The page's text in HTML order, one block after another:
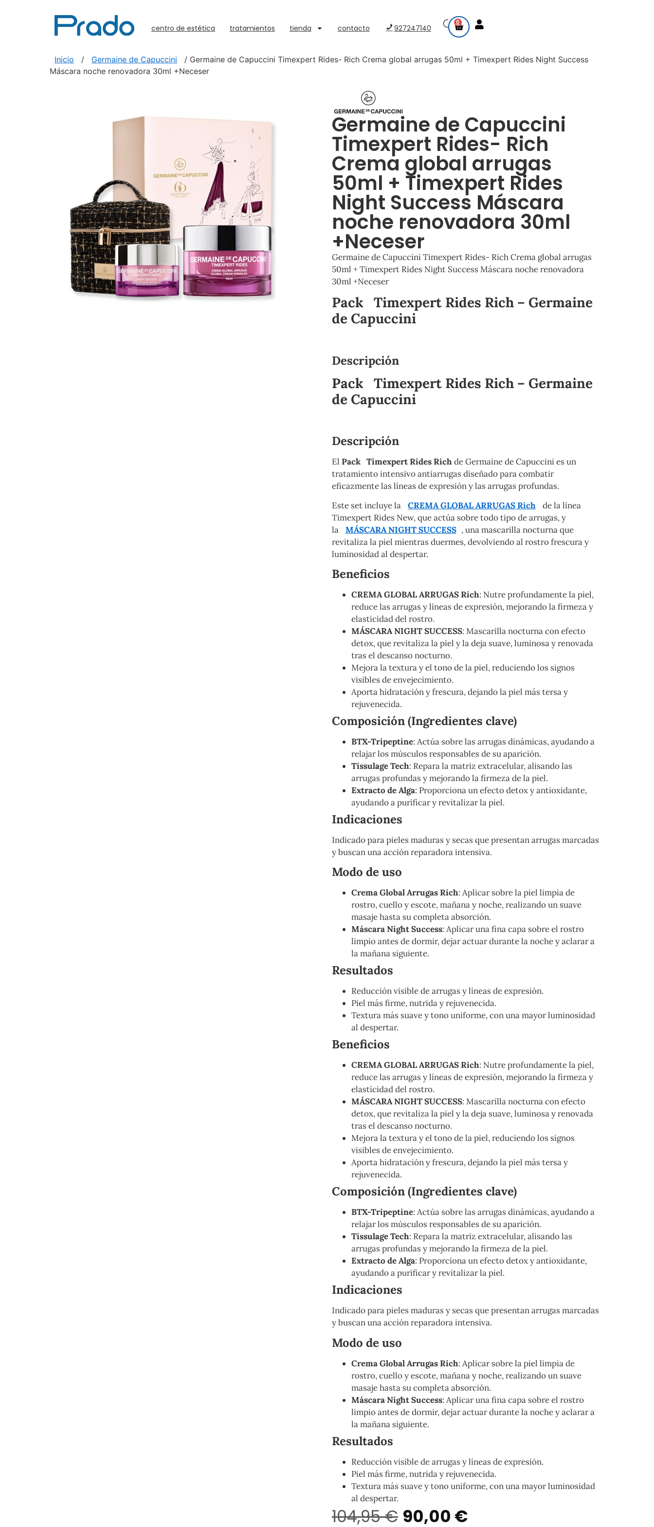
centro de estética tratamientos tienda contacto 927247140
0
Inicio / Germaine de Capuccini
/ Germaine de Capuccini Timexpert Rides- Rich Crema global arrugas 50ml + Timexpert Rides Night Success
Máscara noche renovadora 30ml +Neceser
Germaine de Capuccini
Timexpert Rides- Rich
Crema global arrugas
50ml + Timexpert Rides
Night Success Máscara
noche renovadora 30ml
+Neceser
Germaine de Capuccini Timexpert Rides- Rich Crema global arrugas
50ml + Timexpert Rides Night Success Máscara noche renovadora
30ml +Neceser
Pack Timexpert Rides Rich – Germaine
de Capuccini
Descripción
Pack Timexpert Rides Rich – Germaine
de Capuccini
Descripción
El Pack Timexpert Rides Richde Germaine de Capuccini es un
tratamiento intensivo antiarrugas diseñado para combatir
eficazmente las líneas de expresión y las arrugas profundas.
Este set incluye la
CREMA GLOBAL ARRUGAS Rich
de la línea
Timexpert Rides New, que actúa sobre todo tipo de arrugas, y
la
MÁSCARA NIGHT SUCCESS , una mascarilla nocturna que
revitaliza la piel mientras duermes, devolviendo al rostro frescura y
luminosidad al despertar.
Beneficios
CREMA GLOBAL ARRUGAS Rich: Nutre profundamente la piel,
reduce las arrugas y líneas de expresión, mejorando la firmeza y
elasticidad del rostro.
MÁSCARA NIGHT SUCCESS: Mascarilla nocturna con efecto
detox, que revitaliza la piel y la deja suave, luminosa y renovada
tras el descanso nocturno.
Mejora la textura y el tono de la piel, reduciendo los signos
visibles de envejecimiento.
Aporta hidratación y frescura, dejando la piel más tersa y
rejuvenecida.
Composición (Ingredientes clave)
BTX-Tripeptine: Actúa sobre las arrugas dinámicas, ayudando a
relajar los músculos responsables de su aparición.
Tissulage Tech: Repara la matriz extracelular, alisando las
arrugas profundas y mejorando la firmeza de la piel.
Extracto de Alga: Proporciona un efecto detox y antioxidante,
ayudando a purificar y revitalizar la piel.
Indicaciones
Indicado para pieles maduras y secas que presentan arrugas marcadas
y buscan una acción reparadora intensiva.
Modo de uso
Crema Global Arrugas Rich: Aplicar sobre la piel limpia de
rostro, cuello y escote, mañana y noche, realizando un suave
masaje hasta su completa absorción.
Máscara Night Success: Aplicar una fina capa sobre el rostro
limpio antes de dormir, dejar actuar durante la noche y aclarar a
la mañana siguiente.
Resultados
Reducción visible de arrugas y líneas de expresión.
Piel más firme, nutrida y rejuvenecida.
Textura más suave y tono uniforme, con una mayor luminosidad
al despertar.
Beneficios
CREMA GLOBAL ARRUGAS Rich: Nutre profundamente la piel,
reduce las arrugas y líneas de expresión, mejorando la firmeza y
elasticidad del rostro.
MÁSCARA NIGHT SUCCESS: Mascarilla nocturna con efecto
detox, que revitaliza la piel y la deja suave, luminosa y renovada
tras el descanso nocturno.
Mejora la textura y el tono de la piel, reduciendo los signos
visibles de envejecimiento.
Aporta hidratación y frescura, dejando la piel más tersa y
rejuvenecida.
Composición (Ingredientes clave)
BTX-Tripeptine: Actúa sobre las arrugas dinámicas, ayudando a
relajar los músculos responsables de su aparición.
Tissulage Tech: Repara la matriz extracelular, alisando las
arrugas profundas y mejorando la firmeza de la piel.
Extracto de Alga: Proporciona un efecto detox y antioxidante,
ayudando a purificar y revitalizar la piel.
Indicaciones
Indicado para pieles maduras y secas que presentan arrugas marcadas
y buscan una acción reparadora intensiva.
Modo de uso
Crema Global Arrugas Rich: Aplicar sobre la piel limpia de
rostro, cuello y escote, mañana y noche, realizando un suave
masaje hasta su completa absorción.
Máscara Night Success: Aplicar una fina capa sobre el rostro
limpio antes de dormir, dejar actuar durante la noche y aclarar a
la mañana siguiente.
Resultados
Reducción visible de arrugas y líneas de expresión.
Piel más firme, nutrida y rejuvenecida.
Textura más suave y tono uniforme, con una mayor luminosidad
al despertar.
104,95€ 90,00 €